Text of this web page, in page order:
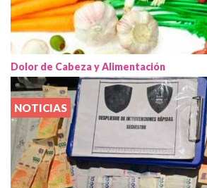
Dolor de Cabeza y Alimentación
NOTICIAS